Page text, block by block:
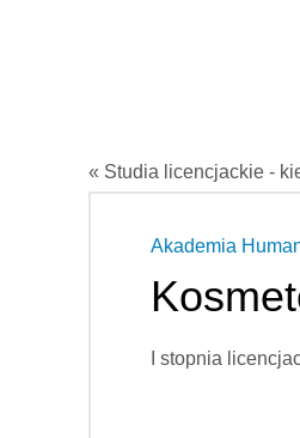
« Studia licencjackie -
Akademia
I stopnia